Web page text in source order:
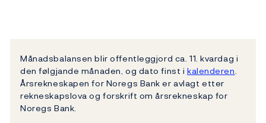
Månadsbalansen blir offentleggjord ca. 11. kvardag i
den følgjande månaden, og dato finst i kalenderen.
Årsrekneskapen for Noregs Bank er avlagt etter
rekneskapslova og forskrift om årsrekneskap for
Noregs Bank.